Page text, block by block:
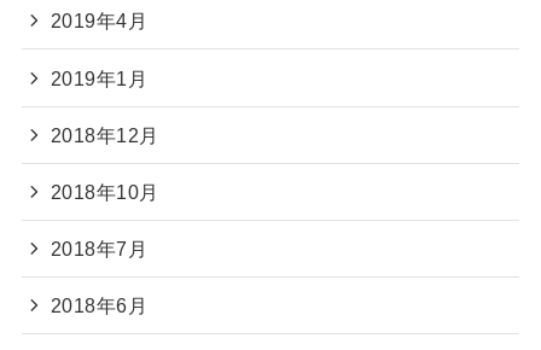
2019年4月
2019年1月
2018年12月
2018年10月
2018年7月
2018年6月